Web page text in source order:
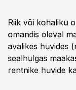
Riik või kohaliku
omandis oleval
avalikes huvides
sealhulgas
rentnike huvide